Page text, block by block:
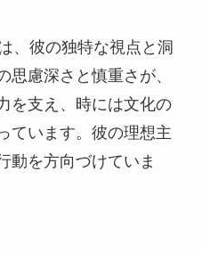
、彼の独特な視点と洞
思慮深さと慎重さが、
を支え、時には文化の
ています。彼の理想主
動を方向づけていま